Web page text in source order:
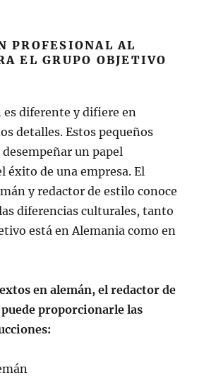
PROFESIONAL AL
EL GRUPO OBJETIVO
es diferente y difiere en
detalles. Estos pequeños
un papel
éxito de una empresa. El
y redactor de estilo conoce
diferencias culturales, tanto
está en Alemania como en
en alemán, el redactor de
proporcionarle las